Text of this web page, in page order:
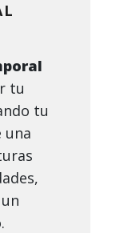
tu
tu
una